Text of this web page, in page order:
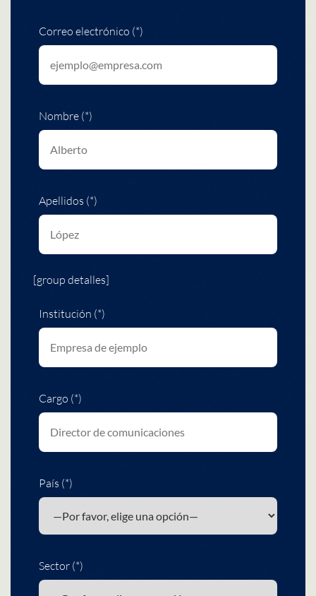
Correo electrónico (*)
Nombre (*)
Apellidos (*)
[group detalles]
Institución (*)
Cargo (*)
País (*)
Sector (*)